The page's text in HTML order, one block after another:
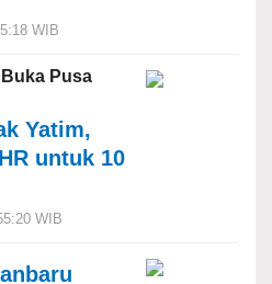
WIB
Pusa
Yatim,
untuk 10
WIB